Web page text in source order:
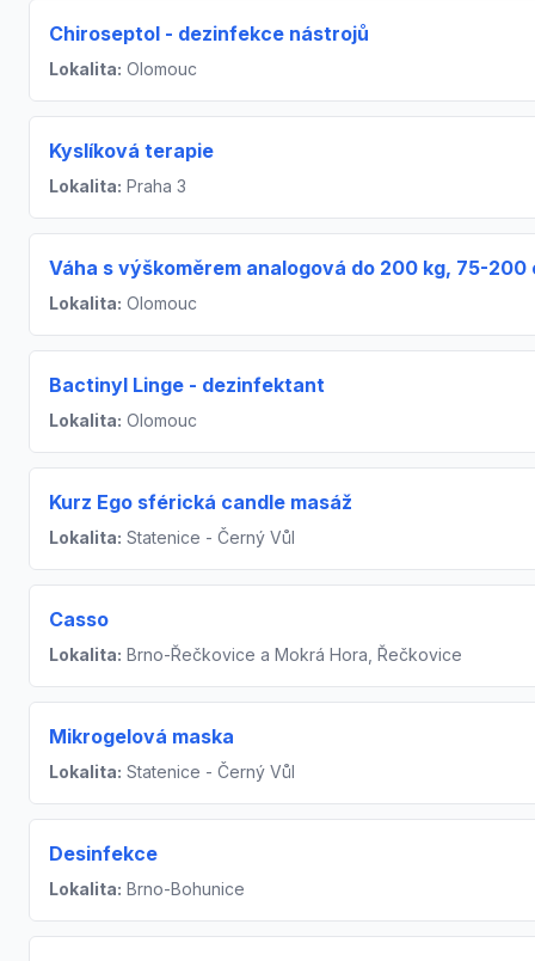
Chiroseptol - dezinfekce nástrojů
Lokalita: Olomouc
Kyslíková terapie
Lokalita: Praha 3
Váha s výškoměrem analogová do 200 kg, 75-200
Lokalita: Olomouc
Bactinyl Linge - dezinfektant
Lokalita: Olomouc
Kurz Ego sférická candle masáž
Lokalita: Statenice - Černý Vůl
Casso
Lokalita: Brno-Řečkovice a Mokrá Hora, Řečkovice
Mikrogelová maska
Lokalita: Statenice - Černý Vůl
Desinfekce
Lokalita: Brno-Bohunice